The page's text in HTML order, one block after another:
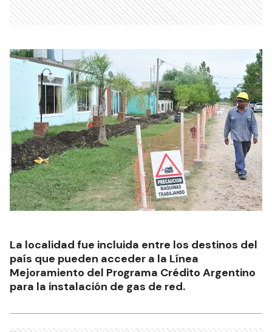
La localidad fue incluida entre los destinos del
país que pueden acceder a la Línea
Mejoramiento del Programa Crédito Argentino
para la instalación de gas de red.